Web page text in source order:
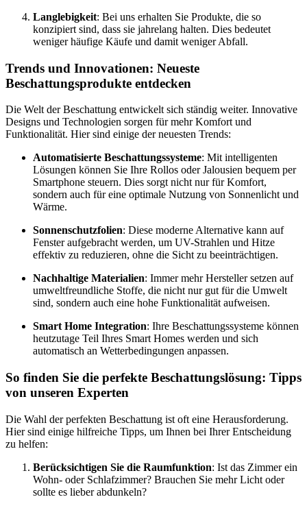
Langlebigkeit: Bei uns erhalten Sie Produkte, die so
konzipiert sind, dass sie jahrelang halten. Dies bedeutet
weniger häufige Käufe und damit weniger Abfall.
Trends und Innovationen: Neueste
Beschattungsprodukte entdecken
Die Welt der Beschattung entwickelt sich ständig weiter. Innovative
Designs und Technologien sorgen für mehr Komfort und
Funktionalität. Hier sind einige der neuesten Trends:
Automatisierte Beschattungssysteme: Mit intelligenten
Lösungen können Sie Ihre Rollos oder Jalousien bequem per
Smartphone steuern. Dies sorgt nicht nur für Komfort,
sondern auch für eine optimale Nutzung von Sonnenlicht und
Wärme.
Sonnenschutzfolien: Diese moderne Alternative kann auf
Fenster aufgebracht werden, um UV-Strahlen und Hitze
effektiv zu reduzieren, ohne die Sicht zu beeinträchtigen.
Nachhaltige Materialien: Immer mehr Hersteller setzen auf
umweltfreundliche Stoffe, die nicht nur gut für die Umwelt
sind, sondern auch eine hohe Funktionalität aufweisen.
Smart Home Integration: Ihre Beschattungssysteme können
heutzutage Teil Ihres Smart Homes werden und sich
automatisch an Wetterbedingungen anpassen.
So finden Sie die perfekte Beschattungslösung: Tipps
von unseren Experten
Die Wahl der perfekten Beschattung ist oft eine Herausforderung.
Hier sind einige hilfreiche Tipps, um Ihnen bei Ihrer Entscheidung
zu helfen:
Berücksichtigen Sie die Raumfunktion: Ist das Zimmer ein
Wohn- oder Schlafzimmer? Brauchen Sie mehr Licht oder
sollte es lieber abdunkeln?